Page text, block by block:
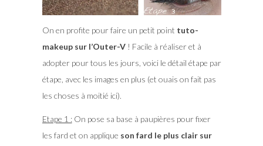
On en profite pour faire un petit point tuto-
makeup sur l’Outer-V! Facile à réaliser et à
adopter pour tous les jours, voici le détail étape par
étape, avec les images en plus (et ouais on fait pas
les choses à moitié ici).
Etape 1 :On pose sa base à paupières pour fixer
les fard et on applique son fard le plus clair sur